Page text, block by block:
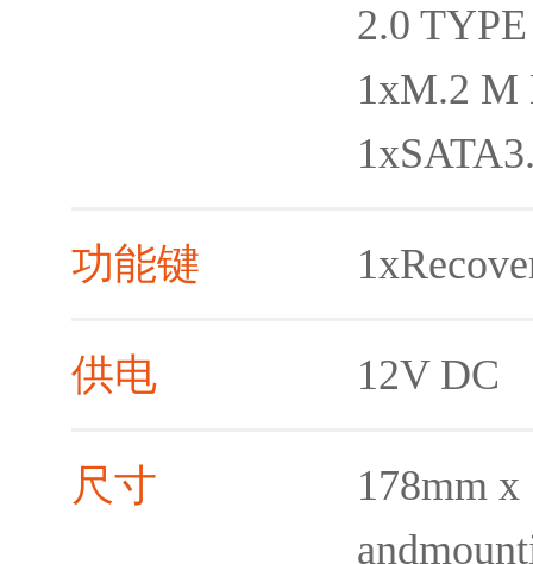
2.0
1xM.2
功能键
供电 12V DC
尺寸
178mm